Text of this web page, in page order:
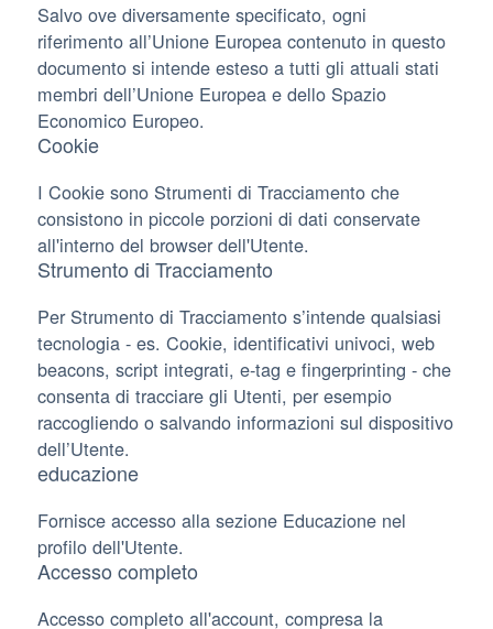
Salvo ove diversamente specificato, ogni
riferimento all’Unione Europea contenuto in questo
documento si intende esteso a tutti gli attuali stati
membri dell’Unione Europea e dello Spazio
Economico Europeo.
Cookie
I Cookie sono Strumenti di Tracciamento che
consistono in piccole porzioni di dati conservate
all'interno del browser dell'Utente.
Strumento di Tracciamento
Per Strumento di Tracciamento s’intende qualsiasi
tecnologia - es. Cookie, identificativi univoci, web
beacons, script integrati, e-tag e fingerprinting - che
consenta di tracciare gli Utenti, per esempio
raccogliendo o salvando informazioni sul dispositivo
dell’Utente.
educazione
Fornisce accesso alla sezione Educazione nel
profilo dell'Utente.
Accesso completo
Accesso completo all'account, compresa la